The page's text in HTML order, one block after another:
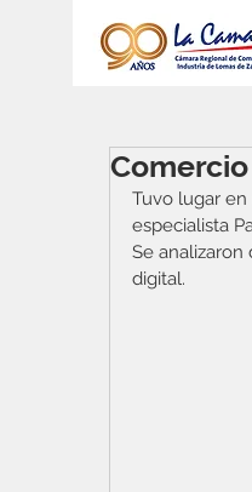
Tuvo lugar
especialista
Se
digital.